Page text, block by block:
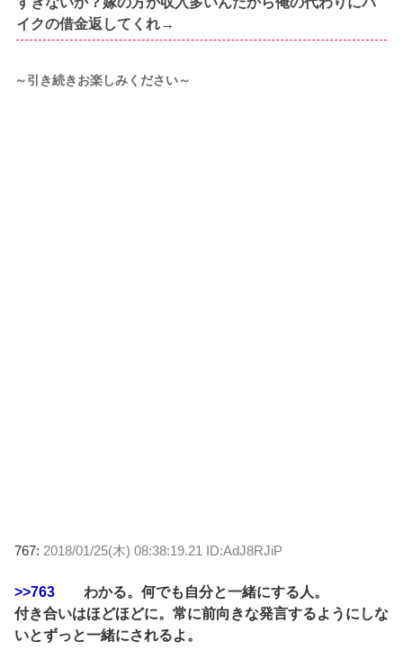
イクの借金返してくれ→
～引き続きお楽しみください～
767: 2018/01/25(木) 08:38:19.21 ID:AdJ8RJiP
>>763 わかる。何でも自分と一緒にする人。
付き合いはほどほどに。常に前向きな発言するようにしな
いとずっと一緒にされるよ。